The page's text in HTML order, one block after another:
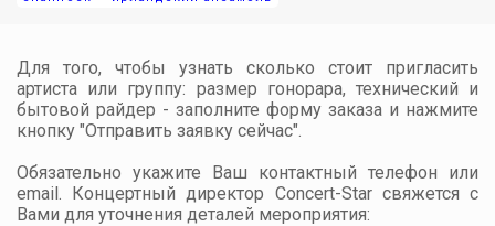
Для того, чтобы узнать сколько стоит пригласить
артиста или группу: размер гонорара, технический и
бытовой райдер - заполните форму заказа и нажмите
кнопку "Отправить заявку сейчас".
Обязательно укажите Ваш контактный телефон или
email. Концертный директор Concert-Star свяжется с
Вами для уточнения деталей мероприятия: